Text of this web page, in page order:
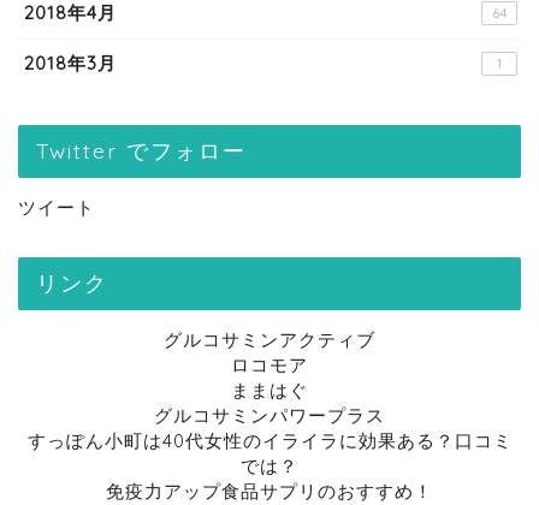
2018年4月 64
2018年3月 1
Twitter でフォロー
ツイート
リンク
グルコサミンアクティブ
ロコモア
ままはぐ
グルコサミンパワープラス
すっぽん小町は40代女性のイライラに効果ある？口コミ
では？
免疫力アップ食品サプリのおすすめ！